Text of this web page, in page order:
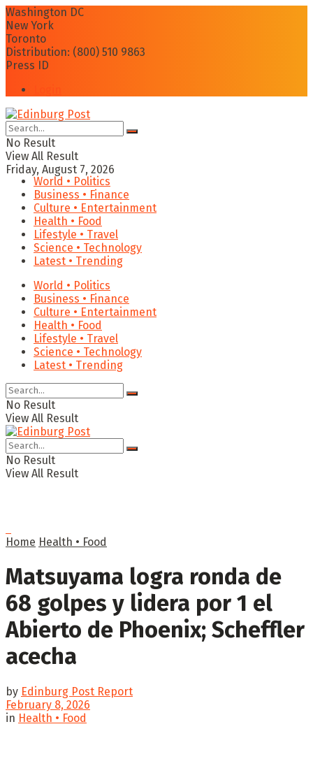
Washington DC
New York
Toronto
Distribution: (800) 510 9863
Press ID
No Result
View All Result
Friday, August 7, 2026
World • Politics
Business • Finance
Culture • Entertainment
Health • Food
Lifestyle • Travel
Science • Technology
Latest • Trending
World • Politics
Business • Finance
Culture • Entertainment
Health • Food
Lifestyle • Travel
Science • Technology
Latest • Trending
No Result
View All Result
No Result
View All Result
Home Health • Food
Matsuyama logra ronda de
68 golpes y lidera por 1 el
Abierto de Phoenix; Scheffler
acecha
by Edinburg Post Report
February 8, 2026
in Health • Food